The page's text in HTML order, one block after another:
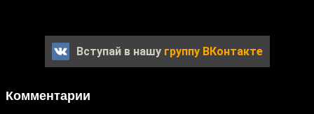
Вступай в нашу группу ВКонтакте
Комментарии